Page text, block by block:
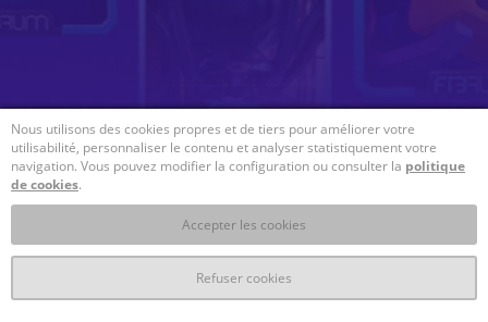
Nous utilisons des cookies propres et de tiers pour améliorer votre
utilisabilité, personnaliser le contenu et analyser statistiquement votre
navigation. Vous pouvez modifier la configuration ou consulter la politique
de cookies.
Accepter les cookies
Refuser cookies